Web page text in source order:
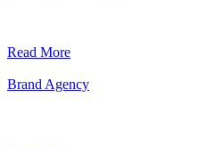
Read More
Brand Agency